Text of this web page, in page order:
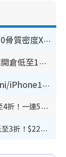
港大推賽馬會強化骨骼計劃！$100骨質密度X光檢查 完成免費運動訓練送超市禮券！附參加資格
開倉優惠 | 尖沙咀海港城名牌波鞋開倉低至1折！On鞋$899起／Joy&Peace鞋履$98起
豐澤優惠勁減低至44折！Mac mini/iPhone17Pro大減價！廚房家電$220起
開倉優惠｜尖沙咀名牌行李箱開倉低至4折！一連5日 American Tourister/ace./Hallmark $200起！
廚具開倉｜特福Tefal廚具/家電開倉低至3折！$220起買平底鍋/炒鑊/湯煲！電飯煲/吸塵機/燙斗$418起